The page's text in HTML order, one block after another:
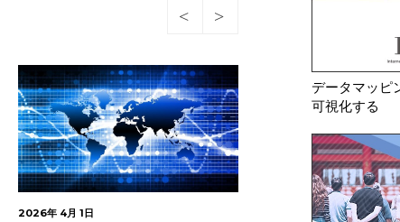
2026年 4月 1日 2026年 3月 3日
データマッピ
可視化する